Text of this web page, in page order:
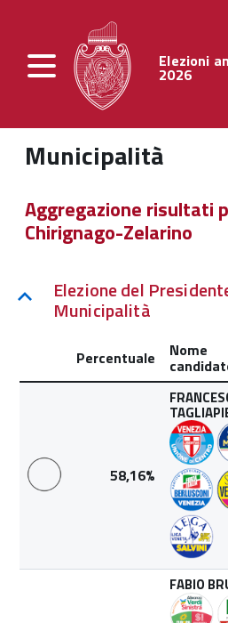
Elezioni
2026
Municipalità
Aggregazione risultati
Chirignago-Zelarino
Elezione del
Municipalità
Percentuale Nome
58,16%
FABIO